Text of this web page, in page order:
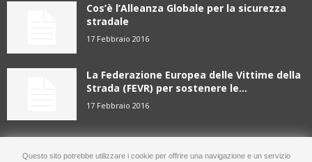
Cos’è l’Alleanza Globale per la sicurezza
stradale
17 Febbraio 2016
La Federazione Europea delle Vittime della
Strada (FEVR) per sostenere le...
17 Febbraio 2016
Questo sito potrebbe utilizzare i cookie per offrire una navigazione e un servizio